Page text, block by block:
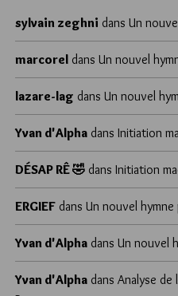
sylvain zeghni dans Un
marcorel dans Un nouvel
lazare-lag dans Un nouvel
Yvan d'Alpha dans Initiation
DÉSAP RÊ 🤣 dans Initiation
ERGIEF dans Un nouvel hymne
Yvan d'Alpha dans Un nouvel
Yvan d'Alpha dans Analyse de